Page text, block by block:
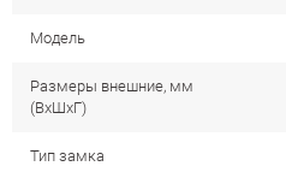
Модель
Размеры внешние, мм
(ВхШхГ)
Тип замка